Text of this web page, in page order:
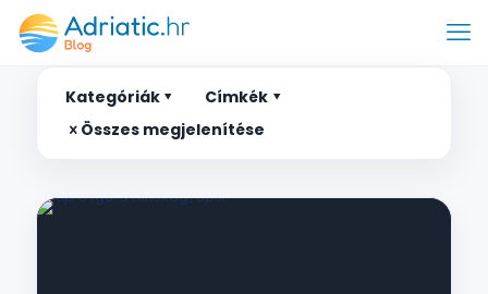
Kategóriák
Címkék
Összes megjelenítése